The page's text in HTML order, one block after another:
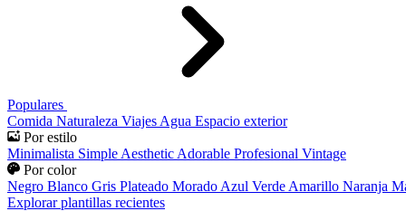
Populares
Comida Naturaleza Viajes Agua Espacio exterior
Por estilo
Minimalista Simple Aesthetic Adorable Profesional Vintage
Por color
Negro Blanco Gris Plateado Morado Azul Verde Amarillo Naranja
Explorar plantillas recientes